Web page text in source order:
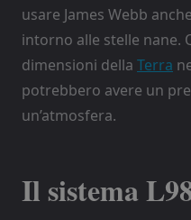
usare James Webb
intorno alle stelle nane.
dimensioni della Terra
potrebbero avere un
un’atmosfera.
Il sistema